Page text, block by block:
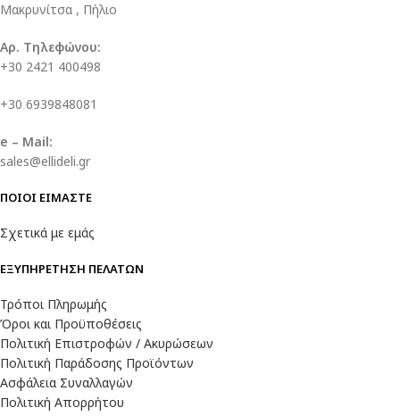
Μακρυνίτσα , Πήλιο
Αρ. Τηλεφώνου:
+30 2421 400498
+30 6939848081
e – Mail:
sales@ellideli.gr
ΠΟΙΟΙ ΕΙΜΑΣΤΕ
Σχετικά με εμάς
ΕΞΥΠΗΡΕΤΗΣΗ ΠΕΛΑΤΩΝ
Τρόποι Πληρωμής
Όροι και Προϋποθέσεις
Πολιτική Επιστροφών / Ακυρώσεων
Πολιτική Παράδοσης Προϊόντων
Ασφάλεια Συναλλαγών
Πολιτική Απορρήτου